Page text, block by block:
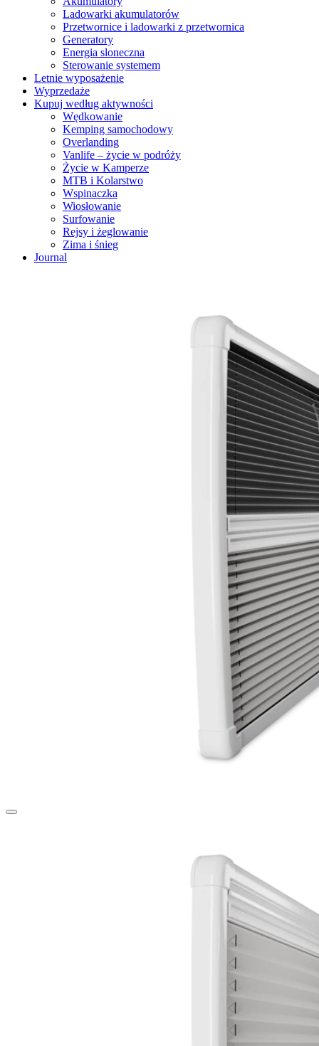
Ladowarki akumulatorów
Przetwornice i ladowarki z przetwornica
Generatory
Energia sloneczna
Sterowanie systemem
Letnie wyposażenie
Wyprzedaże
Kupuj według aktywności
Wędkowanie
Kemping samochodowy
Overlanding
Vanlife – życie w podróży
Życie w Kamperze
MTB i Kolarstwo
Wspinaczka
Wiosłowanie
Surfowanie
Rejsy i żeglowanie
Zima i śnieg
Journal